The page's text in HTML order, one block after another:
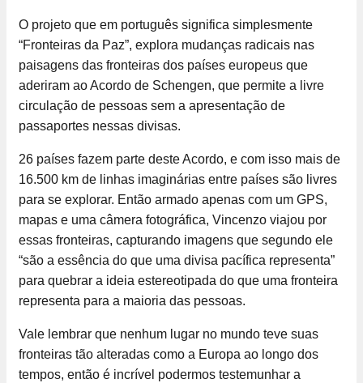
O projeto que em português significa simplesmente
“Fronteiras da Paz”, explora mudanças radicais nas
paisagens das fronteiras dos países europeus que
aderiram ao Acordo de Schengen, que permite a livre
circulação de pessoas sem a apresentação de
passaportes nessas divisas.
26 países fazem parte deste Acordo, e com isso mais de
16.500 km de linhas imaginárias entre países são livres
para se explorar. Então armado apenas com um GPS,
mapas e uma câmera fotográfica, Vincenzo viajou por
essas fronteiras, capturando imagens que segundo ele
“são a essência do que uma divisa pacífica representa”
para quebrar a ideia estereotipada do que uma fronteira
representa para a maioria das pessoas.
Vale lembrar que nenhum lugar no mundo teve suas
fronteiras tão alteradas como a Europa ao longo dos
tempos, então é incrível podermos testemunhar a